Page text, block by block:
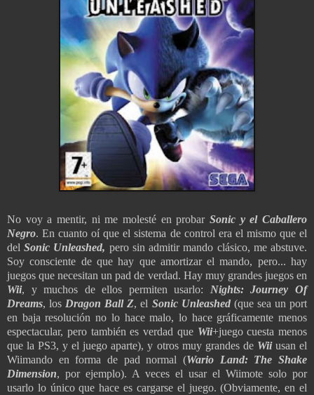
No voy a mentir, ni me molesté en probar Sonic y el Caballero
Negro. En cuanto oí que el sistema de control era el mismo que el
delSonic Unleashed, pero sin admitir mando clásico, me abstuve.
Soy consciente de que hay que amortizar el mando, pero... hay
juegos que necesitan un pad de verdad. Hay muy grandes juegos en
Wii, y muchos de ellos permiten usarlo: Nights: Journey Of
Dreams, los Dragon Ball Z, el Sonic Unleashed(que sea un port
en baja resolución no lo hace malo, lo hace gráficamente menos
espectacular, pero también es verdad que Wii+juego cuesta menos
que la PS3, y el juego aparte), y otros muy grandes de Wii usan el
Wiimando en forma de pad normal (Wario Land: The Shake
Dimension, por ejemplo). A veces el usar el Wiimote solo por
usarlo lo único que hace es cargarse el juego. (Obviamente, en el